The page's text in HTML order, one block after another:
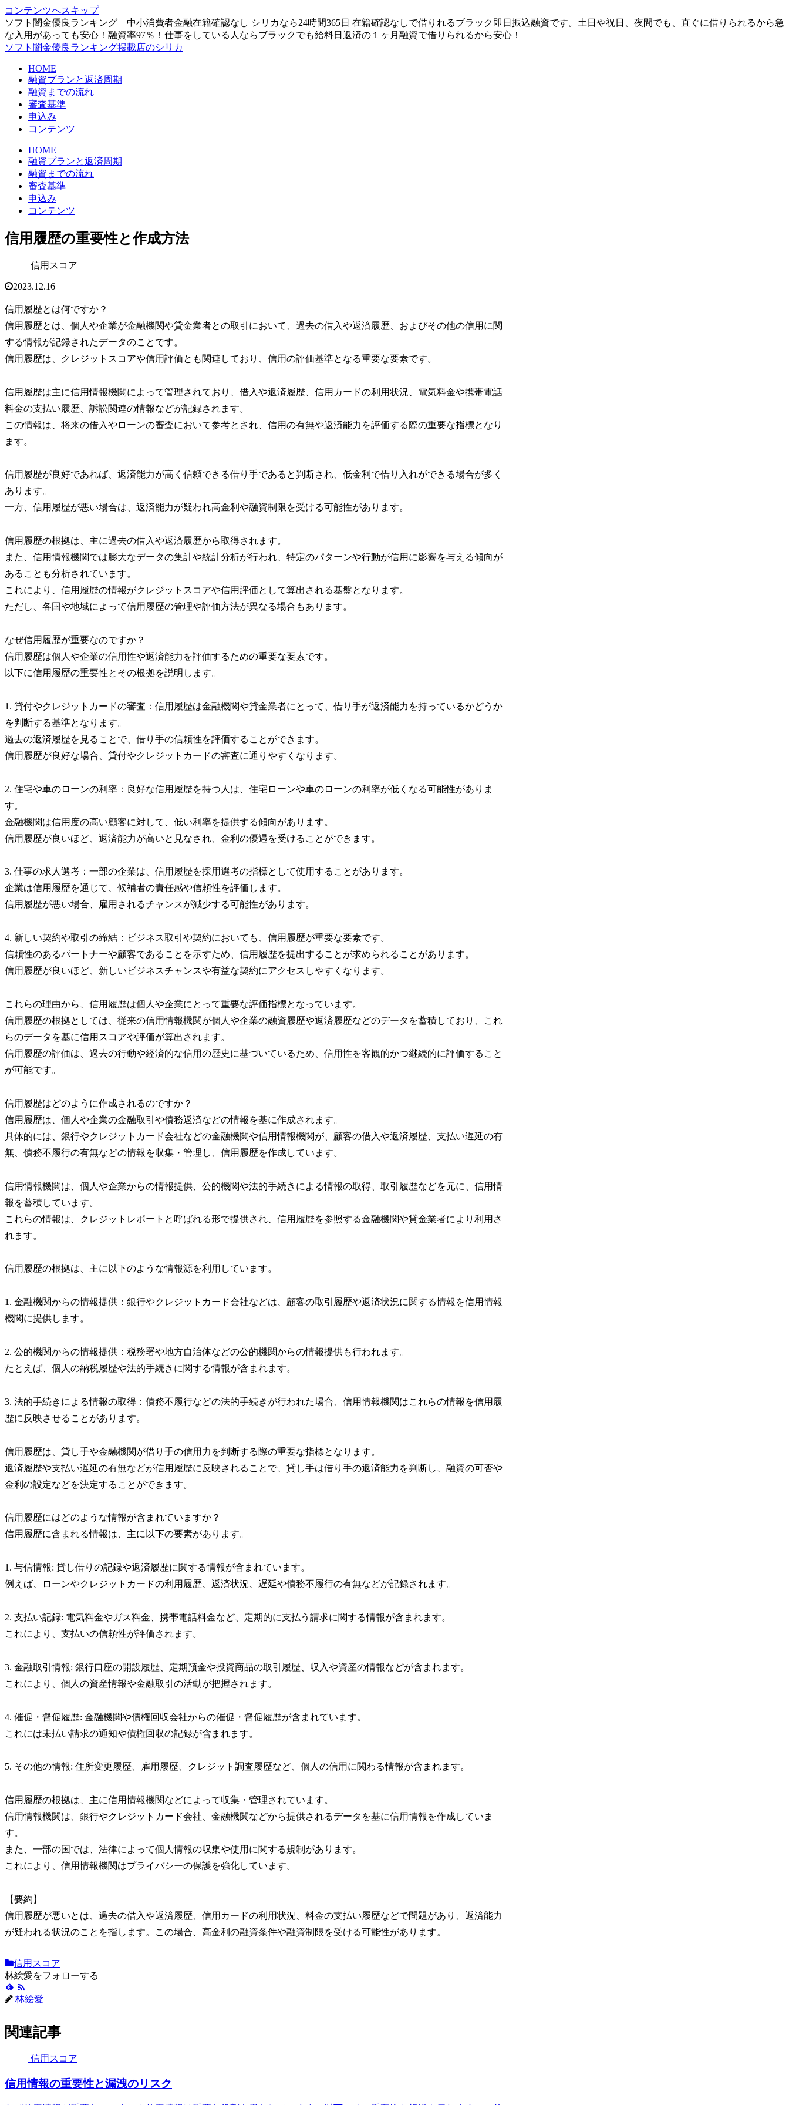
コンテンツへスキップ
ソフト闇金優良ランキング 中小消費者金融在籍確認なし シリカなら24時間365日 在籍確認なしで借りれるブラック即日振込融資です。土日や祝日、夜間でも、直ぐに借りられるから急
な入用があっても安心！融資率97％！仕事をしている人ならブラックでも給料日返済の１ヶ月融資で借りられるから安心！
ソフト闇金優良ランキング掲載店のシリカ
HOME
融資プランと返済周期
融資までの流れ
審査基準
申込み
コンテンツ
HOME
融資プランと返済周期
融資までの流れ
審査基準
申込み
コンテンツ
信用履歴の重要性と作成方法
信用スコア
2023.12.16
信用履歴とは何ですか？
信用履歴とは、個人や企業が金融機関や貸金業者との取引において、過去の借入や返済履歴、およびその他の信用に関
する情報が記録されたデータのことです。
信用履歴は、クレジットスコアや信用評価とも関連しており、信用の評価基準となる重要な要素です。
信用履歴は主に信用情報機関によって管理されており、借入や返済履歴、信用カードの利用状況、電気料金や携帯電話
料金の支払い履歴、訴訟関連の情報などが記録されます。
この情報は、将来の借入やローンの審査において参考とされ、信用の有無や返済能力を評価する際の重要な指標となり
ます。
信用履歴が良好であれば、返済能力が高く信頼できる借り手であると判断され、低金利で借り入れができる場合が多く
あります。
一方、信用履歴が悪い場合は、返済能力が疑われ高金利や融資制限を受ける可能性があります。
信用履歴の根拠は、主に過去の借入や返済履歴から取得されます。
また、信用情報機関では膨大なデータの集計や統計分析が行われ、特定のパターンや行動が信用に影響を与える傾向が
あることも分析されています。
これにより、信用履歴の情報がクレジットスコアや信用評価として算出される基盤となります。
ただし、各国や地域によって信用履歴の管理や評価方法が異なる場合もあります。
なぜ信用履歴が重要なのですか？
信用履歴は個人や企業の信用性や返済能力を評価するための重要な要素です。
以下に信用履歴の重要性とその根拠を説明します。
1. 貸付やクレジットカードの審査：信用履歴は金融機関や貸金業者にとって、借り手が返済能力を持っているかどうか
を判断する基準となります。
過去の返済履歴を見ることで、借り手の信頼性を評価することができます。
信用履歴が良好な場合、貸付やクレジットカードの審査に通りやすくなります。
2. 住宅や車のローンの利率：良好な信用履歴を持つ人は、住宅ローンや車のローンの利率が低くなる可能性がありま
す。
金融機関は信用度の高い顧客に対して、低い利率を提供する傾向があります。
信用履歴が良いほど、返済能力が高いと見なされ、金利の優遇を受けることができます。
3. 仕事の求人選考：一部の企業は、信用履歴を採用選考の指標として使用することがあります。
企業は信用履歴を通じて、候補者の責任感や信頼性を評価します。
信用履歴が悪い場合、雇用されるチャンスが減少する可能性があります。
4. 新しい契約や取引の締結：ビジネス取引や契約においても、信用履歴が重要な要素です。
信頼性のあるパートナーや顧客であることを示すため、信用履歴を提出することが求められることがあります。
信用履歴が良いほど、新しいビジネスチャンスや有益な契約にアクセスしやすくなります。
これらの理由から、信用履歴は個人や企業にとって重要な評価指標となっています。
信用履歴の根拠としては、従来の信用情報機関が個人や企業の融資履歴や返済履歴などのデータを蓄積しており、これ
らのデータを基に信用スコアや評価が算出されます。
信用履歴の評価は、過去の行動や経済的な信用の歴史に基づいているため、信用性を客観的かつ継続的に評価すること
が可能です。
信用履歴はどのように作成されるのですか？
信用履歴は、個人や企業の金融取引や債務返済などの情報を基に作成されます。
具体的には、銀行やクレジットカード会社などの金融機関や信用情報機関が、顧客の借入や返済履歴、支払い遅延の有
無、債務不履行の有無などの情報を収集・管理し、信用履歴を作成しています。
信用情報機関は、個人や企業からの情報提供、公的機関や法的手続きによる情報の取得、取引履歴などを元に、信用情
報を蓄積しています。
これらの情報は、クレジットレポートと呼ばれる形で提供され、信用履歴を参照する金融機関や貸金業者により利用さ
れます。
信用履歴の根拠は、主に以下のような情報源を利用しています。
1. 金融機関からの情報提供：銀行やクレジットカード会社などは、顧客の取引履歴や返済状況に関する情報を信用情報
機関に提供します。
2. 公的機関からの情報提供：税務署や地方自治体などの公的機関からの情報提供も行われます。
たとえば、個人の納税履歴や法的手続きに関する情報が含まれます。
3. 法的手続きによる情報の取得：債務不履行などの法的手続きが行われた場合、信用情報機関はこれらの情報を信用履
歴に反映させることがあります。
信用履歴は、貸し手や金融機関が借り手の信用力を判断する際の重要な指標となります。
返済履歴や支払い遅延の有無などが信用履歴に反映されることで、貸し手は借り手の返済能力を判断し、融資の可否や
金利の設定などを決定することができます。
信用履歴にはどのような情報が含まれていますか？
信用履歴に含まれる情報は、主に以下の要素があります。
1. 与信情報: 貸し借りの記録や返済履歴に関する情報が含まれています。
例えば、ローンやクレジットカードの利用履歴、返済状況、遅延や債務不履行の有無などが記録されます。
2. 支払い記録: 電気料金やガス料金、携帯電話料金など、定期的に支払う請求に関する情報が含まれます。
これにより、支払いの信頼性が評価されます。
3. 金融取引情報: 銀行口座の開設履歴、定期預金や投資商品の取引履歴、収入や資産の情報などが含まれます。
これにより、個人の資産情報や金融取引の活動が把握されます。
4. 催促・督促履歴: 金融機関や債権回収会社からの催促・督促履歴が含まれています。
これには未払い請求の通知や債権回収の記録が含まれます。
5. その他の情報: 住所変更履歴、雇用履歴、クレジット調査履歴など、個人の信用に関わる情報が含まれます。
信用履歴の根拠は、主に信用情報機関などによって収集・管理されています。
信用情報機関は、銀行やクレジットカード会社、金融機関などから提供されるデータを基に信用情報を作成していま
す。
また、一部の国では、法律によって個人情報の収集や使用に関する規制があります。
これにより、信用情報機関はプライバシーの保護を強化しています。
【要約】
信用履歴が悪いとは、過去の借入や返済履歴、信用カードの利用状況、料金の支払い履歴などで問題があり、返済能力
が疑われる状況のことを指します。この場合、高金利の融資条件や融資制限を受ける可能性があります。
信用スコア
林絵愛をフォローする
林絵愛
関連記事
信用スコア
信用情報の重要性と漏洩のリスク